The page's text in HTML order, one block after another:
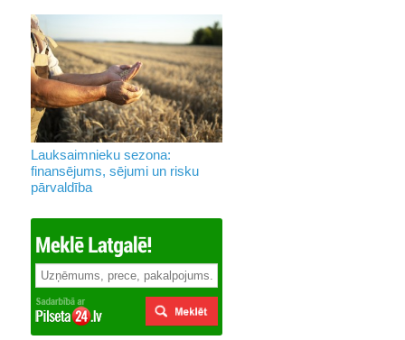
Lauksaimnieku sezona:
finansējums, sējumi un risku
pārvaldība